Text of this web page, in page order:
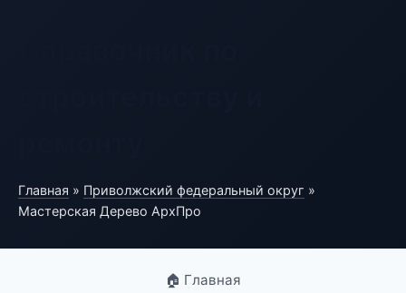
Главная » Приволжский федеральный округ »
Мастерская Дерево АрхПро
🏠 Главная